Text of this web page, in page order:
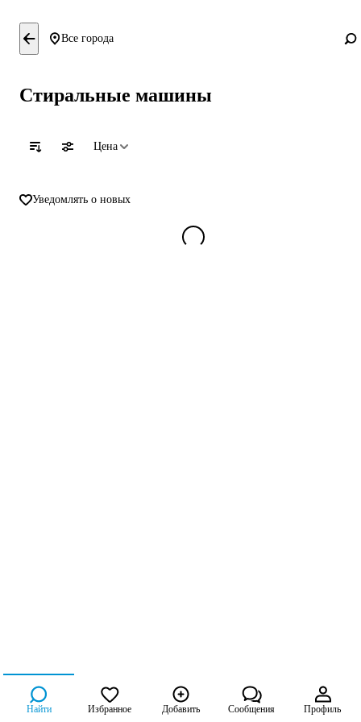
Все города
Стиральные машины
Цена
Уведомлять о новых
Найти Избранное Добавить Сообщения Профиль